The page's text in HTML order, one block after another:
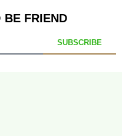
BE FRIEND
SUBSCRIBE